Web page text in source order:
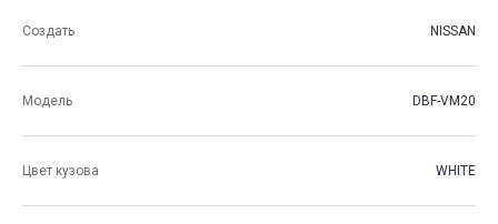
Создать NISSAN
Модель DBF-VM20
Цвет кузова WHITE